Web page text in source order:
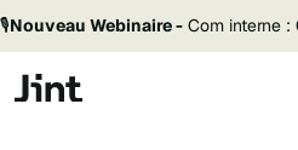
🎙️Nouveau Webinaire - Com interne